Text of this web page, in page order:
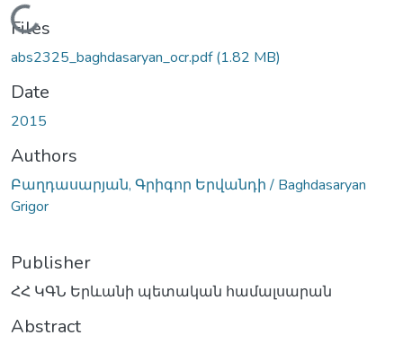
Loading...
Files
abs2325_baghdasaryan_ocr.pdf(1.82 MB)
Date
2015
Authors
Բաղդասարյան, Գրիգոր Երվանդի / Baghdasaryan
Grigor
Publisher
ՀՀ ԿԳՆ Երևանի պետական համալսարան
Abstract